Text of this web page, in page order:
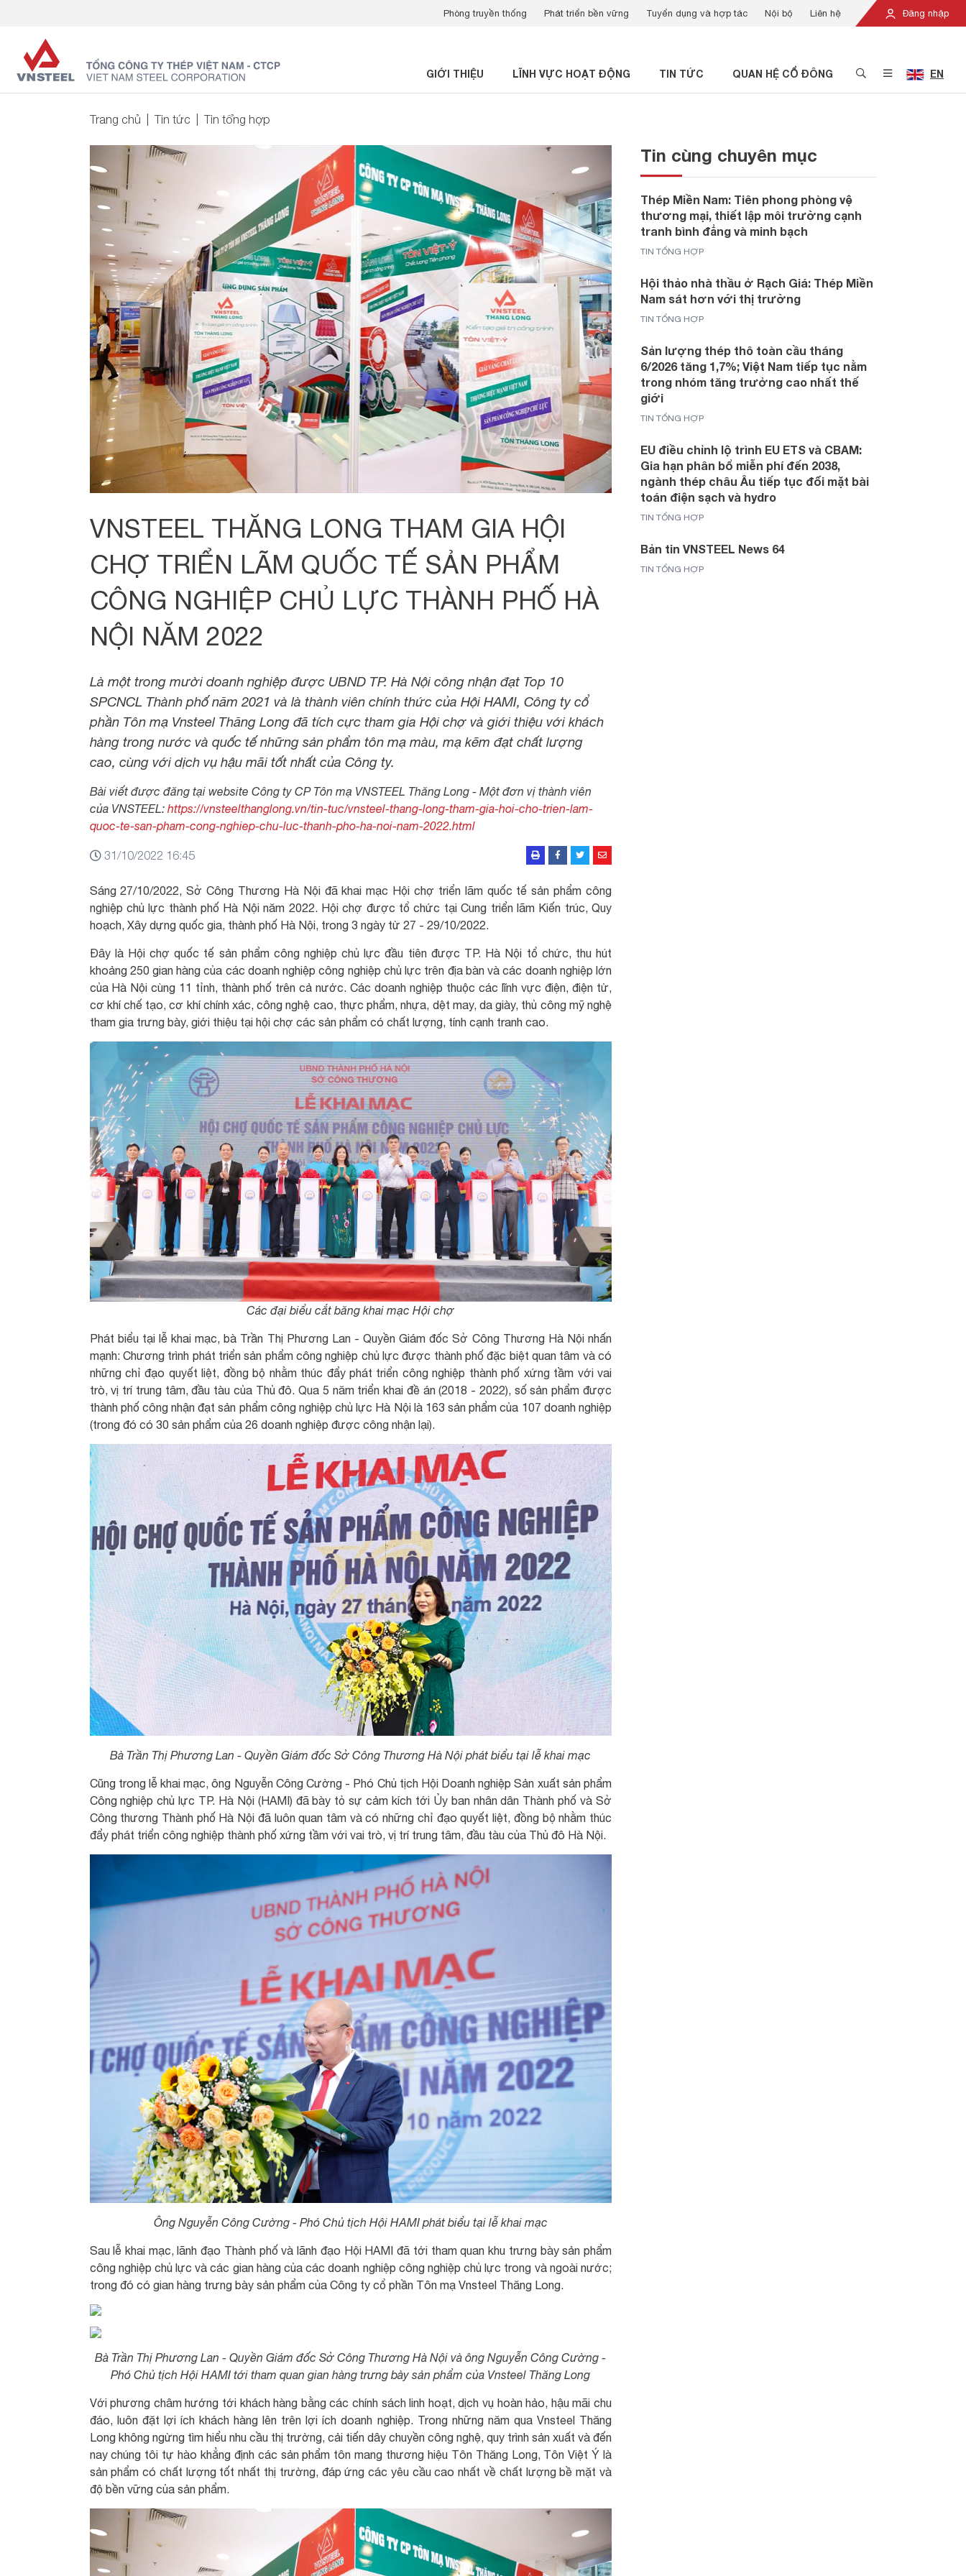
Đăng nhập
Phòng truyền thống Phát triển bền vững Tuyển dụng và hợp tác Nội bộ Liên hệ
GIỚI THIỆU LĨNH VỰC HOẠT ĐỘNG TIN TỨC QUAN HỆ CỔ ĐÔNG EN
Trang chủ Tin tức Tin tổng hợp
VNSTEEL THĂNG LONG THAM GIA HỘI
CHỢ TRIỂN LÃM QUỐC TẾ SẢN PHẨM
CÔNG NGHIỆP CHỦ LỰC THÀNH PHỐ HÀ
NỘI NĂM 2022
Là một trong mười doanh nghiệp được UBND TP. Hà Nội công nhận đạt Top 10
SPCNCL Thành phố năm 2021 và là thành viên chính thức của Hội HAMI, Công ty cổ
phần Tôn mạ Vnsteel Thăng Long đã tích cực tham gia Hội chợ và giới thiệu với khách
hàng trong nước và quốc tế những sản phẩm tôn mạ màu, mạ kẽm đạt chất lượng
cao, cùng với dịch vụ hậu mãi tốt nhất của Công ty.
Bài viết được đăng tại website Công ty CP Tôn mạ VNSTEEL Thăng Long - Một đơn vị thành viên
của VNSTEEL: https://vnsteelthanglong.vn/tin-tuc/vnsteel-thang-long-tham-gia-hoi-cho-trien-lam-
quoc-te-san-pham-cong-nghiep-chu-luc-thanh-pho-ha-noi-nam-2022.html
31/10/2022 16:45
Sáng 27/10/2022, Sở Công Thương Hà Nội đã khai mạc Hội chợ triển lãm quốc tế sản phẩm công
nghiệp chủ lực thành phố Hà Nội năm 2022. Hội chợ được tổ chức tại Cung triển lãm Kiến trúc, Quy
hoạch, Xây dựng quốc gia, thành phố Hà Nội, trong 3 ngày từ 27 - 29/10/2022.
Đây là Hội chợ quốc tế sản phẩm công nghiệp chủ lực đầu tiên được TP. Hà Nội tổ chức, thu hút
khoảng 250 gian hàng của các doanh nghiệp công nghiệp chủ lực trên địa bàn và các doanh nghiệp lớn
của Hà Nội cùng 11 tỉnh, thành phố trên cả nước. Các doanh nghiệp thuộc các lĩnh vực điện, điện tử,
cơ khí chế tạo, cơ khí chính xác, công nghệ cao, thực phẩm, nhựa, dệt may, da giày, thủ công mỹ nghệ
tham gia trưng bày, giới thiệu tại hội chợ các sản phẩm có chất lượng, tính cạnh tranh cao.
Các đại biểu cắt băng khai mạc Hội chợ
Phát biểu tại lễ khai mạc, bà Trần Thị Phương Lan - Quyền Giám đốc Sở Công Thương Hà Nội nhấn
mạnh: Chương trình phát triển sản phẩm công nghiệp chủ lực được thành phố đặc biệt quan tâm và có
những chỉ đạo quyết liệt, đồng bộ nhằm thúc đẩy phát triển công nghiệp thành phố xứng tầm với vai
trò, vị trí trung tâm, đầu tàu của Thủ đô. Qua 5 năm triển khai đề án (2018 - 2022), số sản phẩm được
thành phố công nhận đạt sản phẩm công nghiệp chủ lực Hà Nội là 163 sản phẩm của 107 doanh nghiệp
(trong đó có 30 sản phẩm của 26 doanh nghiệp được công nhận lại).
Bà Trần Thị Phương Lan - Quyền Giám đốc Sở Công Thương Hà Nội phát biểu tại lễ khai mạc
Cũng trong lễ khai mạc, ông Nguyễn Công Cường - Phó Chủ tịch Hội Doanh nghiệp Sản xuất sản phẩm
Công nghiệp chủ lực TP. Hà Nội (HAMI) đã bày tỏ sự cảm kích tới Ủy ban nhân dân Thành phố và Sở
Công thương Thành phố Hà Nội đã luôn quan tâm và có những chỉ đạo quyết liệt, đồng bộ nhằm thúc
đẩy phát triển công nghiệp thành phố xứng tầm với vai trò, vị trí trung tâm, đầu tàu của Thủ đô Hà Nội.
Ông Nguyễn Công Cường - Phó Chủ tịch Hội HAMI phát biểu tại lễ khai mạc
Sau lễ khai mạc, lãnh đạo Thành phố và lãnh đạo Hội HAMI đã tới tham quan khu trưng bày sản phẩm
công nghiệp chủ lực và các gian hàng của các doanh nghiệp công nghiệp chủ lực trong và ngoài nước;
trong đó có gian hàng trưng bày sản phẩm của Công ty cổ phần Tôn mạ Vnsteel Thăng Long.
Bà Trần Thị Phương Lan - Quyền Giám đốc Sở Công Thương Hà Nội và ông Nguyễn Công Cường -
Phó Chủ tịch Hội HAMI tới tham quan gian hàng trưng bày sản phẩm của Vnsteel Thăng Long
Với phương châm hướng tới khách hàng bằng các chính sách linh hoạt, dịch vụ hoàn hảo, hậu mãi chu
đáo, luôn đặt lợi ích khách hàng lên trên lợi ích doanh nghiệp. Trong những năm qua Vnsteel Thăng
Long không ngừng tìm hiểu nhu cầu thị trường, cải tiến dây chuyền công nghệ, quy trình sản xuất và đến
nay chúng tôi tự hào khẳng định các sản phẩm tôn mang thương hiệu Tôn Thăng Long, Tôn Việt Ý là
sản phẩm có chất lượng tốt nhất thị trường, đáp ứng các yêu cầu cao nhất về chất lượng bề mặt và
độ bền vững của sản phẩm.
Tin cùng chuyên mục
Thép Miền Nam: Tiên phong phòng vệ
thương mại, thiết lập môi trường cạnh
tranh bình đẳng và minh bạch
TIN TỔNG HỢP
Hội thảo nhà thầu ở Rạch Giá: Thép Miền
Nam sát hơn với thị trường
TIN TỔNG HỢP
Sản lượng thép thô toàn cầu tháng
6/2026 tăng 1,7%; Việt Nam tiếp tục nằm
trong nhóm tăng trưởng cao nhất thế
giới
TIN TỔNG HỢP
EU điều chỉnh lộ trình EU ETS và CBAM:
Gia hạn phân bổ miễn phí đến 2038,
ngành thép châu Âu tiếp tục đối mặt bài
toán điện sạch và hydro
TIN TỔNG HỢP
Bản tin VNSTEEL News 64
TIN TỔNG HỢP